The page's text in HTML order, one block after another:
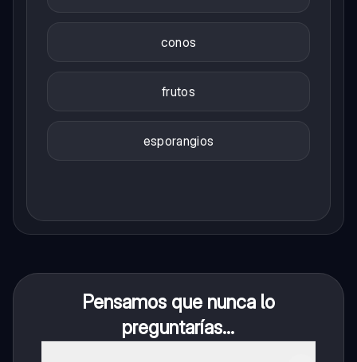
conos
frutos
esporangios
Pensamos que nunca lo
preguntarías...